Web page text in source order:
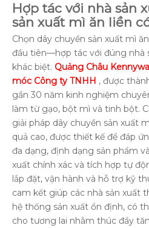
Hợp tác với nhà sản
sản xuất mì ăn liền
Chọn dây chuyền sản xuất mì
đầu tiên—hợp tác với đúng nhà
khác biệt. Quảng Châu
móc Công ty TNHH , được
gần 30 năm kinh nghiệm
làm từ gạo, bột mì và tinh bột.
giải pháp dây chuyền sản xuất
quả cao, được thiết kế để đáp
đa dạng, định dạng sản phẩm
xuất chính xác và tích hợp tự
lắp đặt, vận hành và hỗ trợ kỹ
cam kết giúp các nhà sản xuất
hệ thống sản xuất ổn định, có
cho tương lai nhằm thúc đẩy